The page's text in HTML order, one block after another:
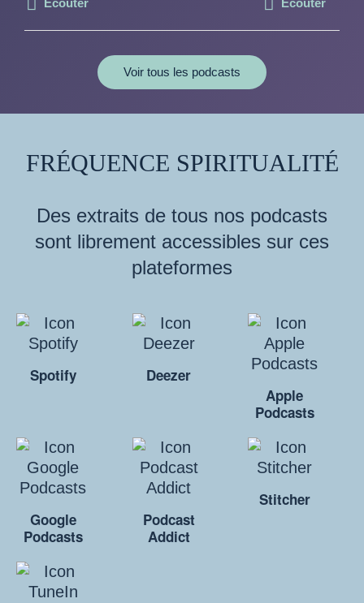
Écouter Écouter
Voir tous les podcasts
FRÉQUENCE SPIRITUALITÉ
Des extraits de tous nos podcasts
sont librement accessibles sur ces
plateformes
Spotify
Deezer
Apple
Podcasts
Google
Podcasts
Podcast
Addict
Stitcher